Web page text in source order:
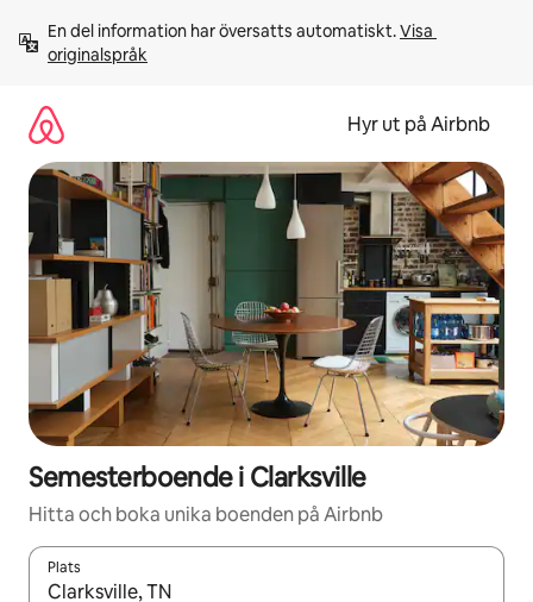
innehåll
En del information har översatts automatiskt. Visa
originalspråk
Hyr ut på Airbnb
Semesterboende i Clarksville
Hitta och boka unika boenden på Airbnb
Plats
När resultaten är tillgängliga kan du navigera med upp- och